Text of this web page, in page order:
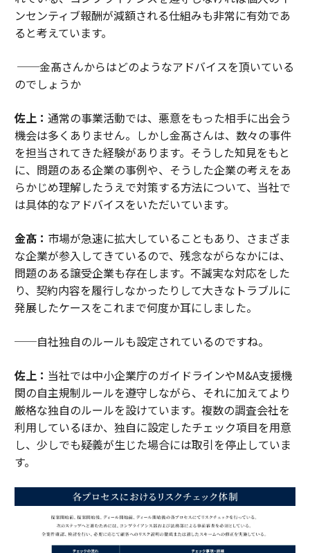
ンセンティブ報酬が減額される仕組みも非常に有効であ
ると考えています。
──金髙さんからはどのようなアドバイスを頂いている
のでしょうか
佐上： 通常の事業活動では、悪意をもった相手に出会う
機会は多くありません。しかし金髙さんは、数々の事件
を担当されてきた経験があります。そうした知見をもと
に、問題のある企業の事例や、そうした企業の考えをあ
らかじめ理解したうえで対策する方法について、当社で
は具体的なアドバイスをいただいています。
金髙： 市場が急速に拡大していることもあり、さまざま
な企業が参入してきているので、残念ながらなかには、
問題のある譲受企業も存在します。不誠実な対応をした
り、契約内容を履行しなかったりして大きなトラブルに
発展したケースをこれまで何度か耳にしました。
──自社独自のルールも設定されているのですね。
佐上： 当社では中小企業庁のガイドラインやM&A支援機
関の自主規制ルールを遵守しながら、それに加えてより
厳格な独自のルールを設けています。複数の調査会社を
利用しているほか、独自に設定したチェック項目を用意
し、少しでも疑義が生じた場合には取引を停止していま
す。